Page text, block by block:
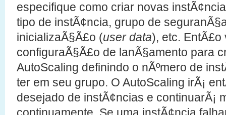
especifique como criar novas
tipo de instÃ¢ncia, grupo de
inicializaÃ§Ã£o (user data), etc. EntÃ£o
configuraÃ§Ã£o de lanÃ§amento para
AutoScaling definindo o nÃºmero de
ter em seu grupo. O AutoScaling irÃ¡
desejado de instÃ¢ncias e continuarÃ¡